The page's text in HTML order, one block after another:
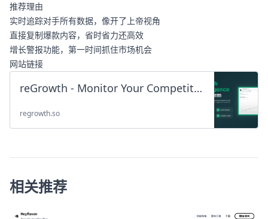
推荐理由
实时追踪对手所有数据，像开了上帝视角
直接复制爆款内容，省时省力还高效
增长警报功能，第一时间抓住市场机会
网站链接
reGrowth - Monitor Your Competitors' Growth on 𝕏
regrowth.so
相关推荐